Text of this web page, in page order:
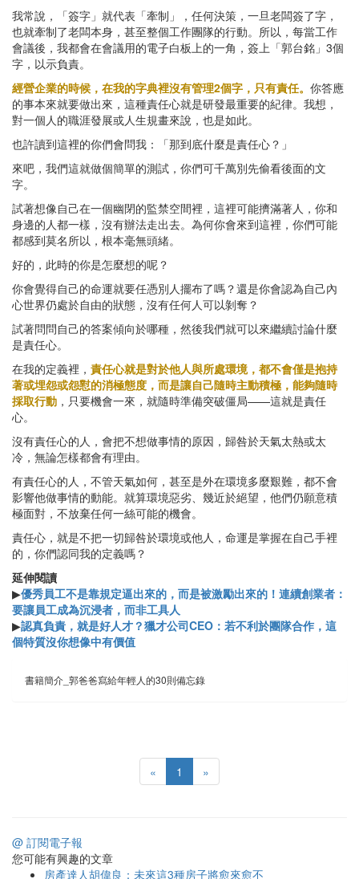
我常說，「簽字」就代表「牽制」，任何決策，一旦老闆簽了字，
也就牽制了老闆本身，甚至整個工作團隊的行動。所以，每當工作
會議後，我都會在會議用的電子白板上的一角，簽上「郭台銘」3個
字，以示負責。
經營企業的時候，在我的字典裡沒有管理2個字，只有責任。 你答應
的事本來就要做出來，這種責任心就是研發最重要的紀律。我想，
對一個人的職涯發展或人生規畫來說，也是如此。
也許讀到這裡的你們會問我：「那到底什麼是責任心？」
來吧，我們這就做個簡單的測試，你們可千萬別先偷看後面的文
字。
試著想像自己在一個幽閉的監禁空間裡，這裡可能擠滿著人，你和
身邊的人都一樣，沒有辦法走出去。為何你會來到這裡，你們可能
都感到莫名所以，根本毫無頭緒。
好的，此時的你是怎麼想的呢？
你會覺得自己的命運就要任憑別人擺布了嗎？還是你會認為自己內
心世界仍處於自由的狀態，沒有任何人可以剝奪？
試著問問自己的答案傾向於哪種，然後我們就可以來繼續討論什麼
是責任心。
在我的定義裡， 責任心就是對於他人與所處環境，都不會僅是抱持
著或埋怨或怨懟的消極態度，而是讓自己隨時主動積極，能夠隨時
採取行動 ，只要機會一來，就隨時準備突破僵局——這就是責任
心。
沒有責任心的人，會把不想做事情的原因，歸咎於天氣太熱或太
冷，無論怎樣都會有理由。
有責任心的人，不管天氣如何，甚至是外在環境多麼艱難，都不會
影響他做事情的動能。就算環境惡劣、幾近於絕望，他們仍願意積
極面對，不放棄任何一絲可能的機會。
責任心，就是不把一切歸咎於環境或他人，命運是掌握在自己手裡
的，你們認同我的定義嗎？
延伸閱讀
▶優秀員工不是靠規定逼出來的，而是被激勵出來的！連續創業者：
要讓員工成為沉浸者，而非工具人
▶認真負責，就是好人才？獵才公司CEO：若不利於團隊合作，這
個特質沒你想像中有價值
書籍簡介_郭爸爸寫給年輕人的30則備忘錄
« 1 »
@ 訂閱電子報
您可能有興趣的文章
房產達人胡偉良：未來這3種房子將愈來愈不